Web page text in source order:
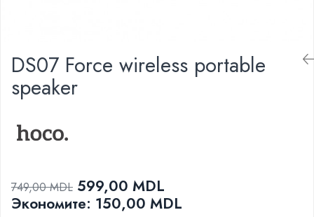
Машинки для стрижки
Напольные весы
Фен щетки для волос
ирригаторы
Электробритвы
FM модуляторы
Микрофоны
Портативное радио
Проводные колонки
Аксессуары и Игровые Товары
Игровые консоли
DS07 Force wireless portable
speaker
749,00 MDL 599,00 MDL
Экономитe: 150,00 MDL